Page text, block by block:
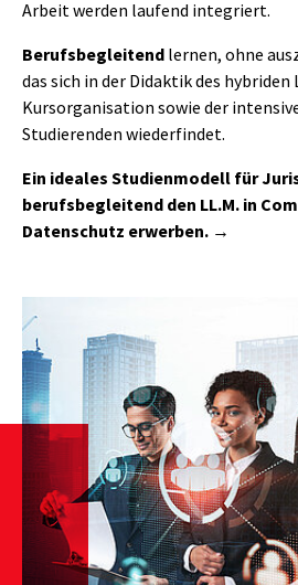
Arbeit werden laufend integriert.
Berufsbegleitend lernen, ohne
das sich in der Didaktik des hybriden
Kursorganisation sowie der
Studierenden wiederfindet.
Ein ideales Studienmodell für
berufsbegleitend den LL.M. in
Datenschutz erwerben.